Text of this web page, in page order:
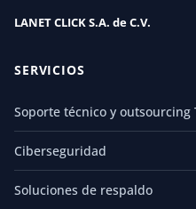
LANET CLICK S.A. de C.V.
SERVICIOS
Soporte técnico y outsourcing
Ciberseguridad
Soluciones de respaldo